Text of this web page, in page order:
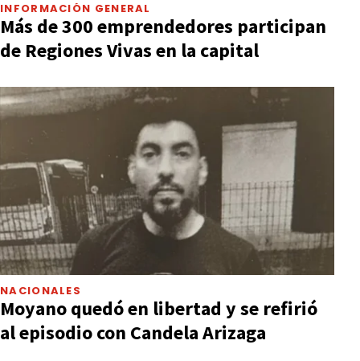
INFORMACIÓN GENERAL
Más de 300 emprendedores participan
de Regiones Vivas en la capital
NACIONALES
Moyano quedó en libertad y se refirió
al episodio con Candela Arizaga